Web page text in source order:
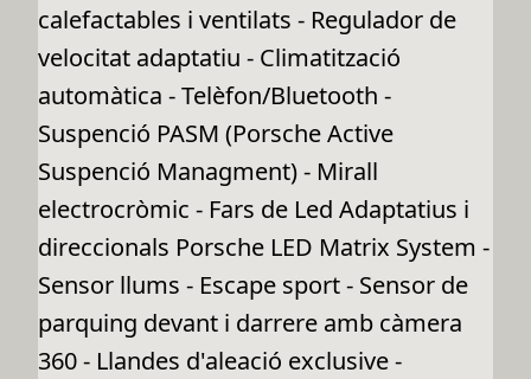
calefactables i ventilats - Regulador de
velocitat adaptatiu - Climatització
automàtica - Telèfon/Bluetooth -
Suspenció PASM (Porsche Active
Suspenció Managment) - Mirall
electrocròmic - Fars de Led Adaptatius i
direccionals Porsche LED Matrix System -
Sensor llums - Escape sport - Sensor de
parquing devant i darrere amb càmera
360 - Llandes d'aleació exclusive -